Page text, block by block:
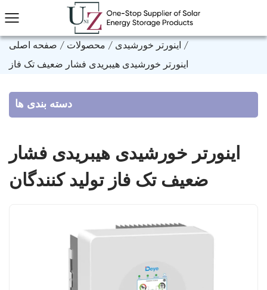
صفحه اصلی / محصولات / اینورتر خورشیدی /
اینورتر خورشیدی هیبریدی فشار ضعیف تک فاز
دسته بندی ها
اینورتر خورشیدی هیبریدی فشار
ضعیف تک فاز تولید کنندگان